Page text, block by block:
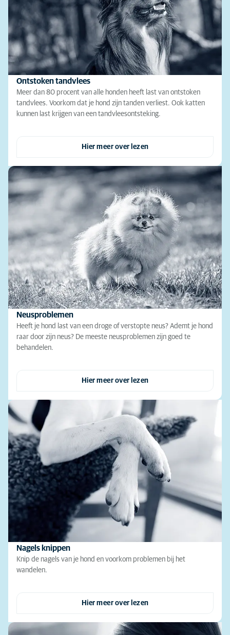
Ontstoken tandvlees
Meer dan 80 procent van alle honden heeft last van ontstoken
tandvlees. Voorkom dat je hond zijn tanden verliest. Ook katten
kunnen last krijgen van een tandvleesontsteking.
Hier meer over lezen
Neusproblemen
Heeft je hond last van een droge of verstopte neus? Ademt je hond
raar door zijn neus? De meeste neusproblemen zijn goed te
behandelen.
Hier meer over lezen
Nagels knippen
Knip de nagels van je hond en voorkom problemen bij het
wandelen.
Hier meer over lezen